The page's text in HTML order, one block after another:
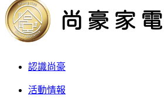
認識尚豪
活動情報